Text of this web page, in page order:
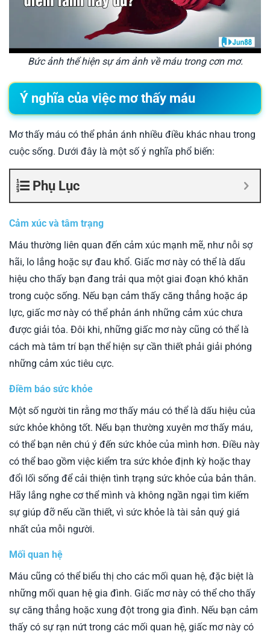
Bức ảnh thể hiện sự ám ảnh về máu trong cơn mơ.
Ý nghĩa của việc mơ thấy máu
Mơ thấy máu có thể phản ánh nhiều điều khác nhau trong
cuộc sống. Dưới đây là một số ý nghĩa phổ biến:
Phụ Lục
Cảm xúc và tâm trạng
Máu thường liên quan đến cảm xúc mạnh mẽ, như nỗi sợ
hãi, lo lắng hoặc sự đau khổ. Giấc mơ này có thể là dấu
hiệu cho thấy bạn đang trải qua một giai đoạn khó khăn
trong cuộc sống. Nếu bạn cảm thấy căng thẳng hoặc áp
lực, giấc mơ này có thể phản ánh những cảm xúc chưa
được giải tỏa. Đôi khi, những giấc mơ này cũng có thể là
cách mà tâm trí bạn thể hiện sự cần thiết phải giải phóng
những cảm xúc tiêu cực.
Điềm báo sức khỏe
Một số người tin rằng mơ thấy máu có thể là dấu hiệu của
sức khỏe không tốt. Nếu bạn thường xuyên mơ thấy máu,
có thể bạn nên chú ý đến sức khỏe của mình hơn. Điều này
có thể bao gồm việc kiểm tra sức khỏe định kỳ hoặc thay
đổi lối sống để cải thiện tình trạng sức khỏe của bản thân.
Hãy lắng nghe cơ thể mình và không ngần ngại tìm kiếm
sự giúp đỡ nếu cần thiết, vì sức khỏe là tài sản quý giá
nhất của mỗi người.
Mối quan hệ
Máu cũng có thể biểu thị cho các mối quan hệ, đặc biệt là
những mối quan hệ gia đình. Giấc mơ này có thể cho thấy
sự căng thẳng hoặc xung đột trong gia đình. Nếu bạn cảm
thấy có sự rạn nứt trong các mối quan hệ, giấc mơ này có